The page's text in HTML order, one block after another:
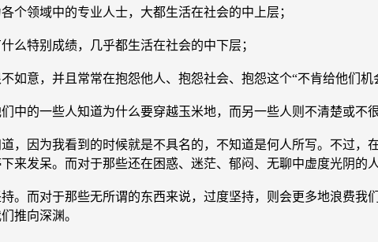
领域中的专业人士，大都生活在社会的中上层；
特别成绩，几乎都生活在社会的中下层；
意，并且常常在抱怨他人、抱怨社会、抱怨这个“不肯给他们机
的一些人知道为什么要穿越玉米地，而另一些人则不清楚或不很
因为我看到的时候就是不具名的，不知道是何人所写。不过，
来发呆。而对于那些还在困惑、迷茫、郁闷、无聊中虚度光阴的
而对于那些无所谓的东西来说，过度坚持，则会更多地浪费我
推向深渊。